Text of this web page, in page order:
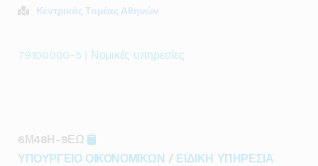
Κεντρικός Τομέας Αθηνών
79100000-5 | Νομικές υπηρεσίες
6Μ48Η-9ΕΩ
ΥΠΟΥΡΓΕΙΟ ΟΙΚΟΝΟΜΙΚΩΝ / ΕΙΔΙΚΗ ΥΠΗΡΕΣΙΑ